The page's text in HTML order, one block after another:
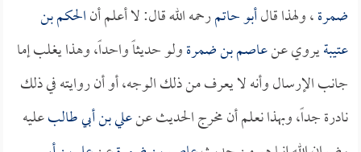
ضمرة، ولهذا قالأبو حاتمرحمه الله قال: لا أعلم أنالحكم بن
عتيبةيروي عنعاصم بن ضمرةولو حديثاً واحداً، وهذا يغلب إما
جانب الإرسال وأنه لا يعرف من ذلك الوجه، أو أن روايته في ذلك
نادرة جداً، وبهذا نعلم أن مخرج الحديث عنعلي بن أبي طالبعليه